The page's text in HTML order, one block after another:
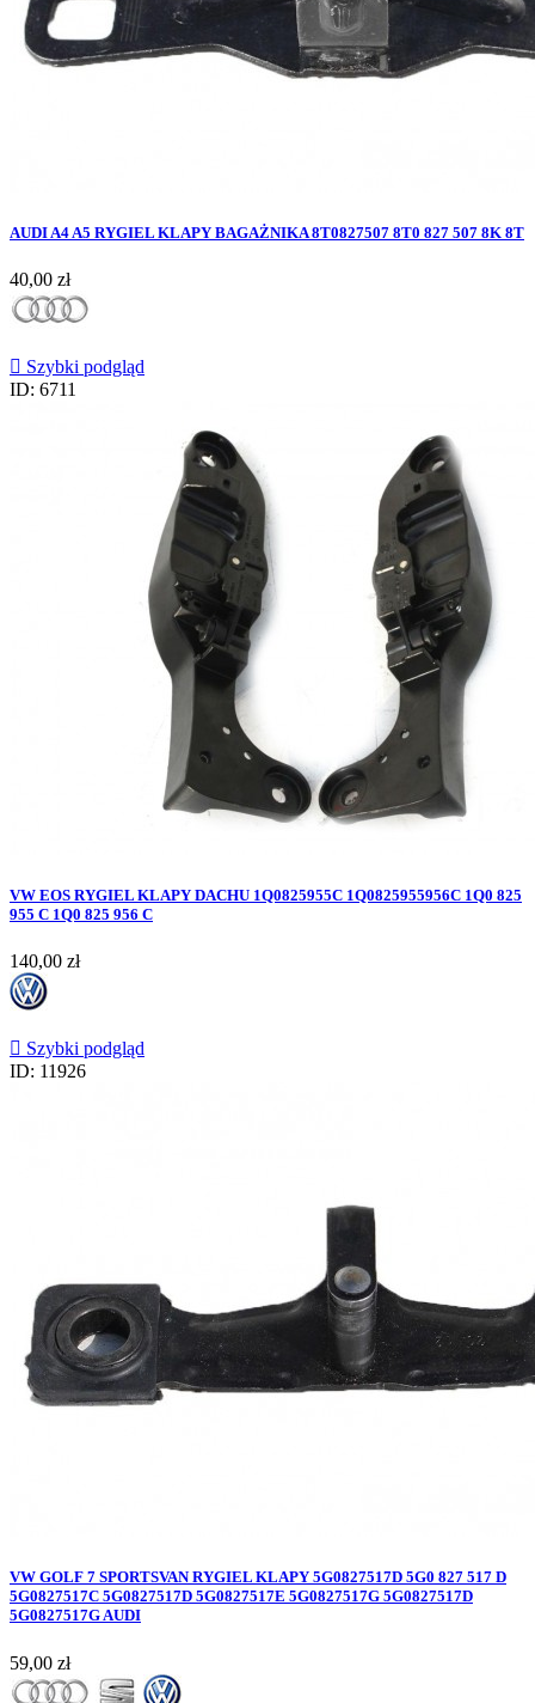
AUDI A4 A5 RYGIEL KLAPY BAGAŻNIKA 8T0827507 8T0 827 507 8K 8T
Cena
40,00 zł
 Szybki podgląd
ID: 6711
VW EOS RYGIEL KLAPY DACHU 1Q0825955C 1Q0825955956C 1Q0 825
955 C 1Q0 825 956 C
Cena
140,00 zł
 Szybki podgląd
ID: 11926
VW GOLF 7 SPORTSVAN RYGIEL KLAPY 5G0827517D 5G0 827 517 D
5G0827517C 5G0827517D 5G0827517E 5G0827517G 5G0827517D
5G0827517G AUDI
Cena
59,00 zł